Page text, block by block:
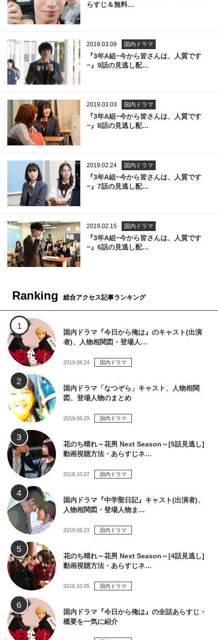
らすじ＆無料…
2019.03.09 国内ドラマ
『3年A組−今から皆さんは、人質です
−』9話の見逃し配…
2019.03.03 国内ドラマ
『3年A組−今から皆さんは、人質です
−』8話の見逃し配…
2019.02.24 国内ドラマ
『3年A組−今から皆さんは、人質です
−』7話の見逃し配…
2019.02.15 国内ドラマ
『3年A組−今から皆さんは、人質です
−』6話の見逃し配…
Ranking 総合アクセス記事ランキング
国内ドラマ『今日から俺は』のキャスト(出演
者)、人物相関図・登場人…
2019.08.24 国内ドラマ
国内ドラマ「なつぞら」キャスト、人物相関
図、登場人物のまとめ
2019.06.29 国内ドラマ
花のち晴れ～花男 Next Season～[5話見逃し]
動画視聴方法・あらすじネ…
2018.10.07 国内ドラマ
国内ドラマ『中学聖日記』キャスト(出演者)、
人物相関図・登場人物ま…
2019.08.23 国内ドラマ
花のち晴れ～花男 Next Season～[4話見逃し]
動画視聴方法・あらすじネ…
2018.10.05 国内ドラマ
国内ドラマ『今日から俺は』の全話あらすじ・
概要を一気に紹介